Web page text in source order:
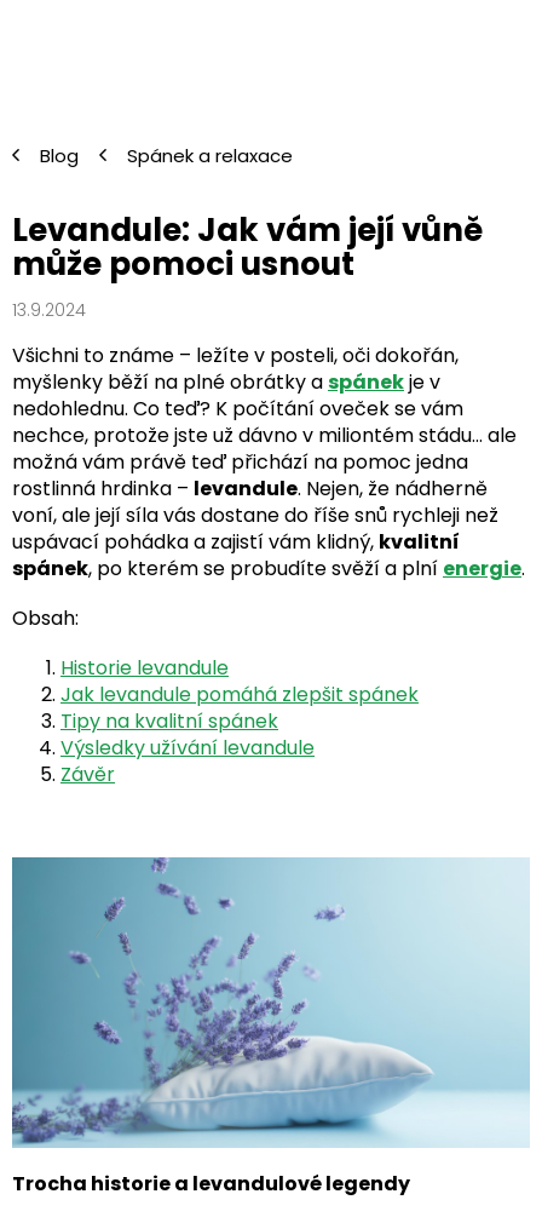
Blog Spánek a relaxace
Levandule: Jak vám její vůně
může pomoci usnout
13.9.2024
Všichni to známe – ležíte v posteli, oči dokořán,
myšlenky běží na plné obrátky aspánekje v
nedohlednu. Co teď? K počítání oveček se vám
nechce, protože jste už dávno v miliontém stádu... ale
možná vám právě teď přichází na pomoc jedna
rostlinná hrdinka – levandule. Nejen, že nádherně
voní, ale její síla vás dostane do říše snů rychleji než
uspávací pohádka a zajistí vám klidný, kvalitní
spánek, po kterém se probudíte svěží a plní energie.
Obsah:
Historie levandule
Jak levandule pomáhá zlepšit spánek
Tipy na kvalitní spánek
Výsledky užívání levandule
Závěr
Trocha historie a levandulové legendy